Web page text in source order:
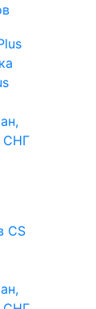
СНГ
CS
игрока
игроков
(по сети)